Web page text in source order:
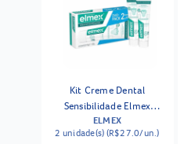
Kit Creme Dental
Sensibilidade Elmex
Sensitive Professional
Duo-pack 2 Unidades
ELMEX
2 unidade(s) (R$27.0/un.)